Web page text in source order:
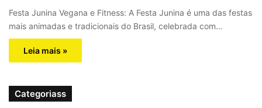
Festa Junina Vegana e Fitness: A Festa Junina é uma das festas
mais animadas e tradicionais do Brasil, celebrada com…
Leia mais »
Categoriass